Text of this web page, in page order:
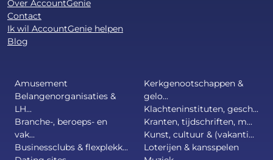
Over AccountGenie
Contact
Ik wil AccountGenie helpen
Blog
Amusement
Belangenorganisaties &
LH...
Branche-, beroeps- en
vak...
Businessclubs & flexplekk...
Kerkgenootschappen &
gelo...
Klachteninstituten, gesch...
Kranten, tijdschriften, m...
Kunst, cultuur & (vakanti...
Loterijen & kansspelen